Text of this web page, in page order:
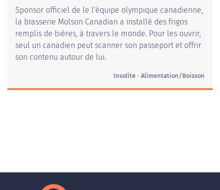
Sponsor officiel de le l'équipe olympique canadienne,
la brasserie Molson Canadian a installé des frigos
remplis de bières, à travers le monde. Pour les ouvrir,
seul un canadien peut scanner son passeport et offrir
son contenu autour de lui.
Insolite Alimentation/Boisson